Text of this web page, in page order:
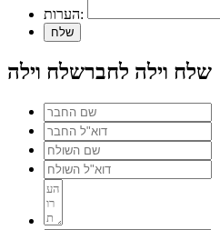
הערות:
שלח וילה לחברשלח וילה